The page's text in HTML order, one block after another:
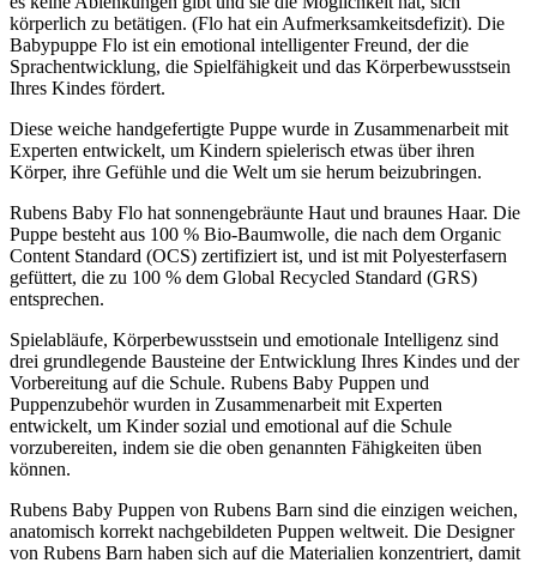
körperlich zu betätigen. (Flo hat ein Aufmerksamkeitsdefizit). Die
Babypuppe Flo ist ein emotional intelligenter Freund, der die
Sprachentwicklung, die Spielfähigkeit und das Körperbewusstsein
Ihres Kindes fördert.
Diese weiche handgefertigte Puppe wurde in Zusammenarbeit mit
Experten entwickelt, um Kindern spielerisch etwas über ihren
Körper, ihre Gefühle und die Welt um sie herum beizubringen.
Rubens Baby Flo hat sonnengebräunte Haut und braunes Haar. Die
Puppe besteht aus 100 % Bio-Baumwolle, die nach dem Organic
Content Standard (OCS) zertifiziert ist, und ist mit Polyesterfasern
gefüttert, die zu 100 % dem Global Recycled Standard (GRS)
entsprechen.
Spielabläufe, Körperbewusstsein und emotionale Intelligenz sind
drei grundlegende Bausteine der Entwicklung Ihres Kindes und der
Vorbereitung auf die Schule. Rubens Baby Puppen und
Puppenzubehör wurden in Zusammenarbeit mit Experten
entwickelt, um Kinder sozial und emotional auf die Schule
vorzubereiten, indem sie die oben genannten Fähigkeiten üben
können.
Rubens Baby Puppen von Rubens Barn sind die einzigen weichen,
anatomisch korrekt nachgebildeten Puppen weltweit. Die Designer
von Rubens Barn haben sich auf die Materialien konzentriert, damit